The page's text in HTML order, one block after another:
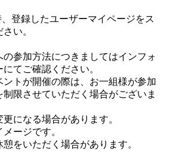
登録したユーザーマイページをス
い。
参加方法につきましてはインフォ
てご確認ください。
トが開催の際は、お一組様が参加
限させていただく場合がございま
になる場合があります。
ージです。
をいただく場合があります。